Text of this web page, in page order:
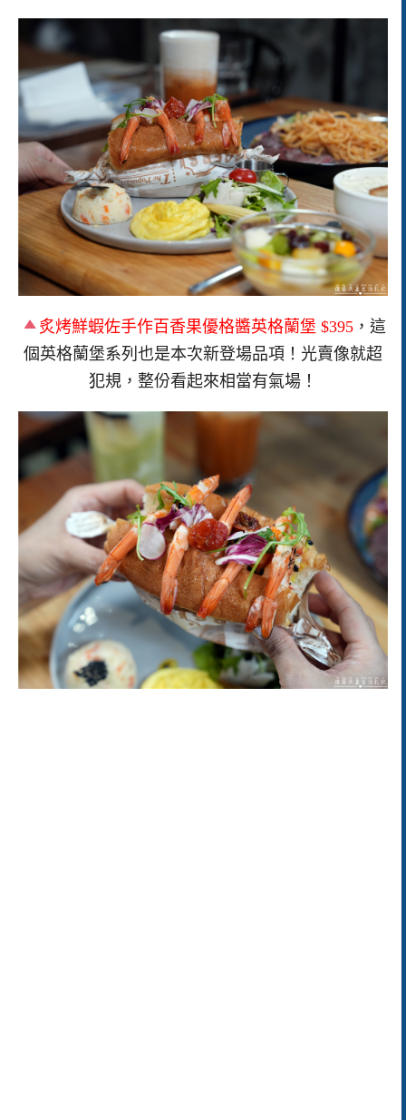
炙烤鮮蝦佐手作百香果優格醬英格蘭堡 $395，這
個英格蘭堡系列也是本次新登場品項！光賣像就超
犯規，整份看起來相當有氣場！